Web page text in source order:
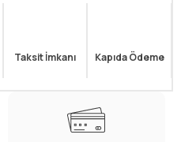
Taksit İmkanı Kapıda Ödeme